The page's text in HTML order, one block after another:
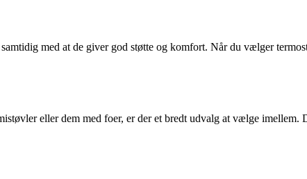
med at de giver god støtte og komfort. Når du vælger
eller dem med foer, er der et bredt udvalg at vælge imellem.